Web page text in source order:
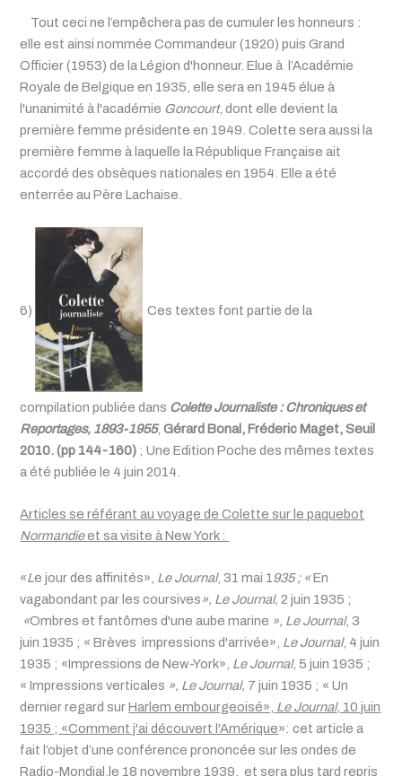
Tout ceci ne l’empêchera pas de cumuler les honneurs :
elle est ainsi nommée Commandeur (1920) puis Grand
Officier (1953) de la Légion d'honneur. Elue à l’Académie
Royale de Belgique en 1935, elle sera en 1945 élue à
l'unanimité à l'académie Goncourt, dont elle devient la
première femme présidente en 1949. Colette sera aussi la
première femme à laquelle la République Française ait
accordé des obsèques nationales en 1954. Elle a été
enterrée au Père Lachaise.
6) Ces textes font partie de la
compilation publiée dans Colette Journaliste : Chroniques et
Reportages, 1893-1955,Gérard Bonal, Fréderic Maget, Seuil
2010. (pp 144-160) ; Une Edition Poche des mêmes textes
a été publiée le 4 juin 2014.
Articles se référant au voyage de Colette sur le paquebot
Normandieet sa visite à New York :
«Le jour des affinités», Le Journal, 31 mai 1935 ; «En
vagabondant par les coursives», Le Journal,2 juin 1935 ;
«Ombres et fantômes d'une aube marine », Le Journal, 3
juin 1935 ; « Brèves impressions d'arrivée», Le Journal, 4 juin
1935 ; «Impressions de New-York», Le Journal, 5 juin 1935 ;
« Impressions verticales », Le Journal, 7 juin 1935 ; « Un
dernier regard surHarlem embourgeoisé», Le Journal, 10 juin
1935 ; «Comment j'ai découvert l'Amérique»: cet article a
fait l’objet d’une conférence prononcée sur les ondes de
Radio-Mondial,le 18 novembre 1939, et sera plus tard repris